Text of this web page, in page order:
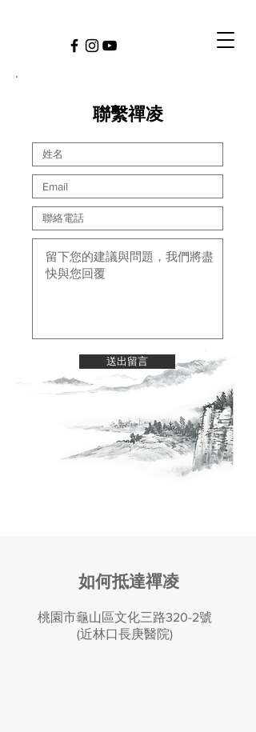
​聯繫禪凌
送出留言
​如何抵達禪凌
​桃園市龜山區文化三路320-2號
(近林口長庚醫院)